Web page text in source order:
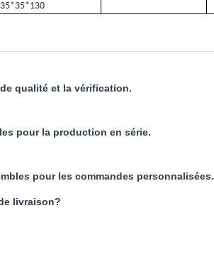
qualité et la vérification.
pour la production en série.
pour les commandes personnalisées.
livraison?